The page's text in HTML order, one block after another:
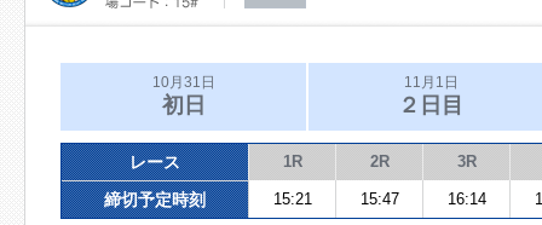
10月31日
初日
11月1日
２日目
レース 1R 2R 3R
締切予定時刻 15:21 15:47 16:14